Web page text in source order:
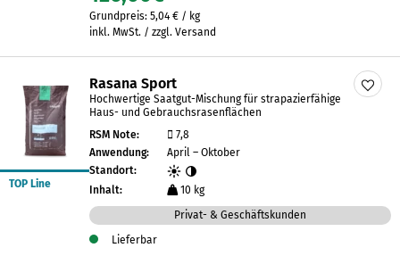
Grundpreis: 5,04 € / kg
inkl. MwSt. / zzgl. Versand
TOP Line
Rasana Sport
Hochwertige Saatgut-Mischung für strapazierfähige
Haus- und Gebrauchsrasenflächen
RSM Note:
7,8
Anwendung:
April – Oktober
Standort:
Inhalt:
10 kg
Privat- & Geschäftskunden
Lieferbar